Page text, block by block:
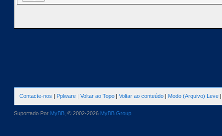
Contacte-nos | Pplware | Voltar ao Topo | Voltar ao conteúdo | Modo (Arquivo) Leve
Suportado Por MyBB , © 2002-2026 MyBB Group